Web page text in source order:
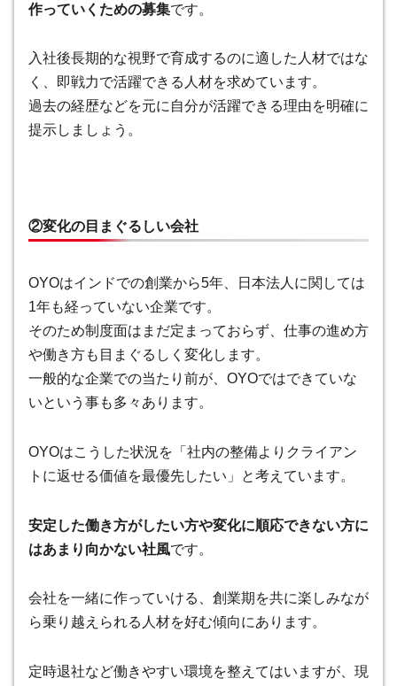
作っていくための募集です。
入社後長期的な視野で育成するのに適した人材ではな
く、即戦力で活躍できる人材を求めています。
過去の経歴などを元に自分が活躍できる理由を明確に
提示しましょう。
②変化の目まぐるしい会社
OYOはインドでの創業から5年、日本法人に関しては
1年も経っていない企業です。
そのため制度面はまだ定まっておらず、仕事の進め方
や働き方も目まぐるしく変化します。
一般的な企業での当たり前が、OYOではできていな
いという事も多々あります。
OYOはこうした状況を「社内の整備よりクライアン
トに返せる価値を最優先したい」と考えています。
安定した働き方がしたい方や変化に順応できない方に
はあまり向かない社風です。
会社を一緒に作っていける、創業期を共に楽しみなが
ら乗り越えられる人材を好む傾向にあります。
定時退社など働きやすい環境を整えてはいますが、現